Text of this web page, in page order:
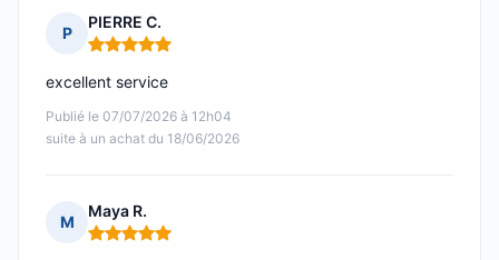
P
PIERRE C.
Note : 5 sur 5
Publié le 07/07/2026 à 12h04
suite à un achat du 18/06/2026
excellent service
M
Maya R.
Note : 5 sur 5